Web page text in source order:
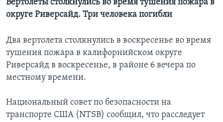
Вертолеты столкнулись во время тушения пожара в
округе Риверсайд. Три человека погибли
Два вертолета столкнулись в воскресенье во время
тушения пожара в калифорнийском округе
Риверсайд в воскресенье, в районе 6 вечера по
местному времени.
Национальный совет по безопасности на
транспорте США (NTSB) сообщил, что расследует